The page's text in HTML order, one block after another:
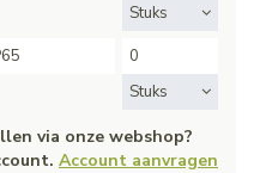
Stuks
Stuks
via onze webshop?
Account aanvragen